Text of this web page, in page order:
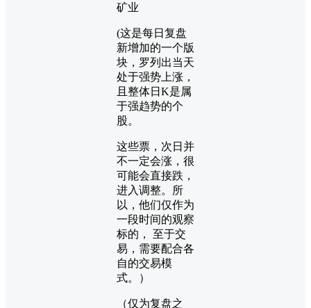
矿业
(这是每日复盘
新增加的一个版
块，罗列出当天
处于强势上涨，
且整体日K是属
于强趋势的个
股。
这些票，次日并
不一定会涨，很
可能会直接跌，
进入调整。所
以，他们仅作为
一段时间的观察
标的， 至于交
易，需要配合各
自的交易模
式。）
（仅为复盘之